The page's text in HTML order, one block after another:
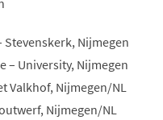
Stevenskerk, Nijmegen
– University, Nijmegen
Valkhof, Nijmegen/NL
Nijmegen/NL